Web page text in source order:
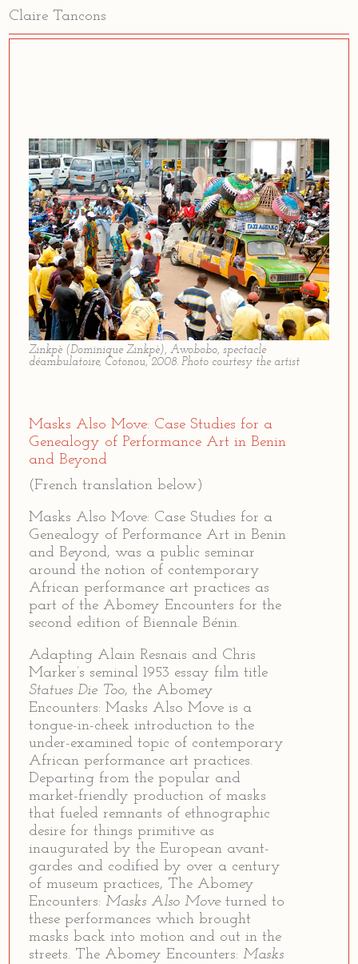
Claire Tancons
Zinkpè (Dominique Zinkpè), Awobobo, spectacle
déambulatoire, Cotonou, 2008. Photo courtesy the artist
Masks Also Move: Case Studies for a
Genealogy of Performance Art in Benin
and Beyond
(French translation below)
Masks Also Move: Case Studies for a
Genealogy of Performance Art in Benin
and Beyond, was a public seminar
around the notion of contemporary
African performance art practices as
part of the Abomey Encounters for the
second edition of Biennale Bénin.
Adapting Alain Resnais and Chris
Marker’s seminal 1953 essay film title
Statues Die Too, the Abomey
Encounters: Masks Also Move is a
tongue-in-cheek introduction to the
under-examined topic of contemporary
African performance art practices.
Departing from the popular and
market-friendly production of masks
that fueled remnants of ethnographic
desire for things primitive as
inaugurated by the European avant-
gardes and codified by over a century
of museum practices, The Abomey
Encounters: Masks Also Moveturned to
these performances which brought
masks back into motion and out in the
streets. The Abomey Encounters: Masks